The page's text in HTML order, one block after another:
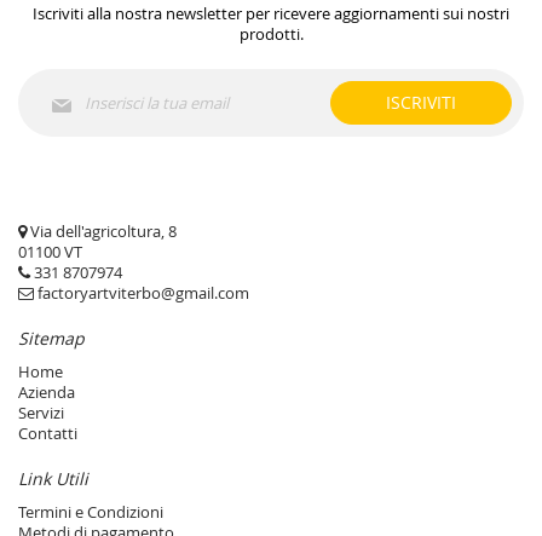
Iscriviti alla nostra newsletter per ricevere aggiornamenti sui nostri
prodotti.
alla
ISCRIVITI
Via dell'agricoltura, 8
01100 VT
331 8707974
factoryartviterbo@gmail.com
Sitemap
Home
Azienda
Servizi
Contatti
Link Utili
Termini e Condizioni